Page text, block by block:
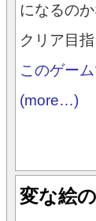
になるのか
クリア目
このゲー
(more…)
変な絵